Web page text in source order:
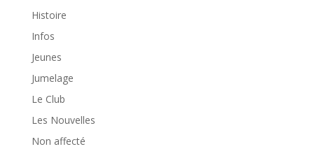
Histoire
Infos
Jeunes
Jumelage
Le Club
Les Nouvelles
Non affecté